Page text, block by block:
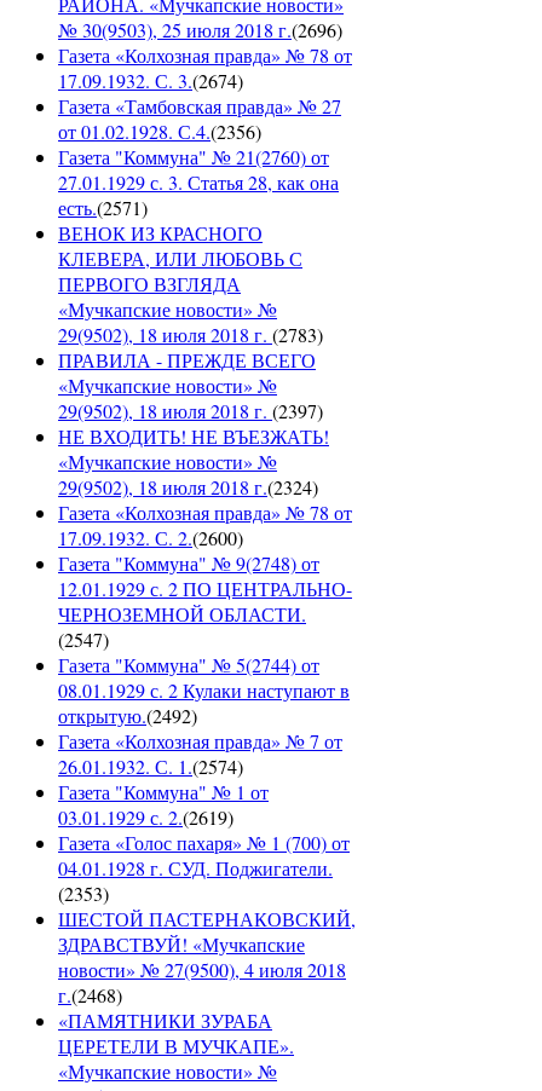
№ 30(9503), 25 июля 2018 г.(2696)
Газета «Колхозная правда» № 78 от
17.09.1932. С. 3.(2674)
Газета «Тамбовская правда» № 27
от 01.02.1928. С.4.(2356)
Газета "Коммуна" № 21(2760) от
27.01.1929 с. 3. Статья 28, как она
есть.(2571)
ВЕНОК ИЗ КРАСНОГО
КЛЕВЕРА, ИЛИ ЛЮБОВЬ С
ПЕРВОГО ВЗГЛЯДА
«Мучкапские новости» №
29(9502), 18 июля 2018 г. (2783)
ПРАВИЛА - ПРЕЖДЕ ВСЕГО
«Мучкапские новости» №
29(9502), 18 июля 2018 г. (2397)
НЕ ВХОДИТЬ! НЕ ВЪЕЗЖАТЬ!
«Мучкапские новости» №
29(9502), 18 июля 2018 г.(2324)
Газета «Колхозная правда» № 78 от
17.09.1932. С. 2.(2600)
Газета "Коммуна" № 9(2748) от
12.01.1929 с. 2 ПО ЦЕНТРАЛЬНО-
ЧЕРНОЗЕМНОЙ ОБЛАСТИ.
(2547)
Газета "Коммуна" № 5(2744) от
08.01.1929 с. 2 Кулаки наступают в
открытую.(2492)
Газета «Колхозная правда» № 7 от
26.01.1932. С. 1.(2574)
Газета "Коммуна" № 1 от
03.01.1929 с. 2.(2619)
Газета «Голос пахаря» № 1 (700) от
04.01.1928 г. СУД. Поджигатели.
(2353)
ШЕСТОЙ ПАСТЕРНАКОВСКИЙ,
ЗДРАВСТВУЙ! «Мучкапские
новости» № 27(9500), 4 июля 2018
г.(2468)
«ПАМЯТНИКИ ЗУРАБА
ЦЕРЕТЕЛИ В МУЧКАПЕ».
«Мучкапские новости» №